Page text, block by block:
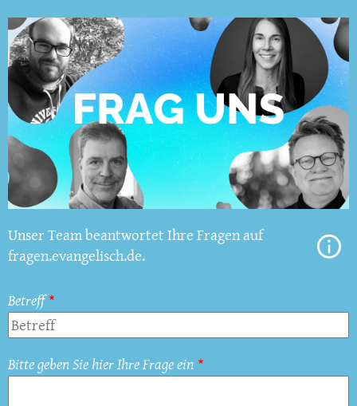
Unser Team beantwortet Ihre Fragen auf
fragen.evangelisch.de.
Betreff
Bitte geben Sie hier Ihre Frage ein